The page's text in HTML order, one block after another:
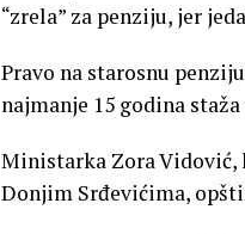
“zrela” za penziju, jer
Pravo na starosnu
najmanje 15 godina
Ministarka Zora Vidović,
Donjim Srđevićima,